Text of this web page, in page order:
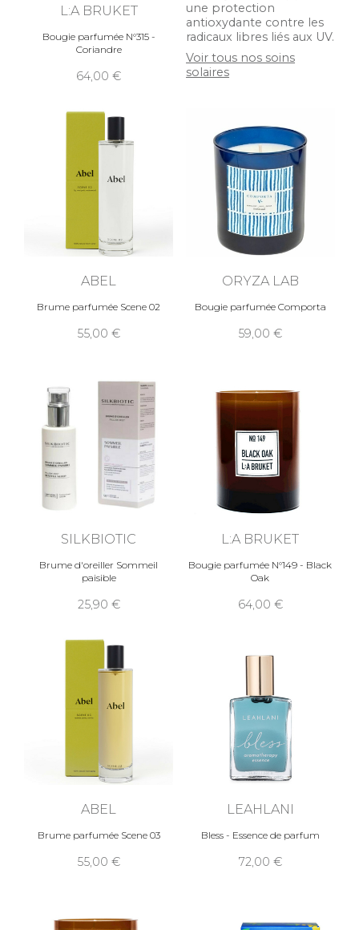
L:A BRUKET
Bougie parfumée N°315 -
Coriandre
64,00
une protection
antioxydante contre les
radicaux libres liés aux UV.
Voir tous nos soins
solaires
ABEL
Brume parfumée Scene 02
55,00
ORYZA LAB
Bougie parfumée Comporta
59,00
SILKBIOTIC
Brume d'oreiller Sommeil
paisible
25,90
L:A BRUKET
Bougie parfumée N°149 - Black
Oak
64,00
ABEL
Brume parfumée Scene 03
55,00
LEAHLANI
Bless - Essence de parfum
72,00